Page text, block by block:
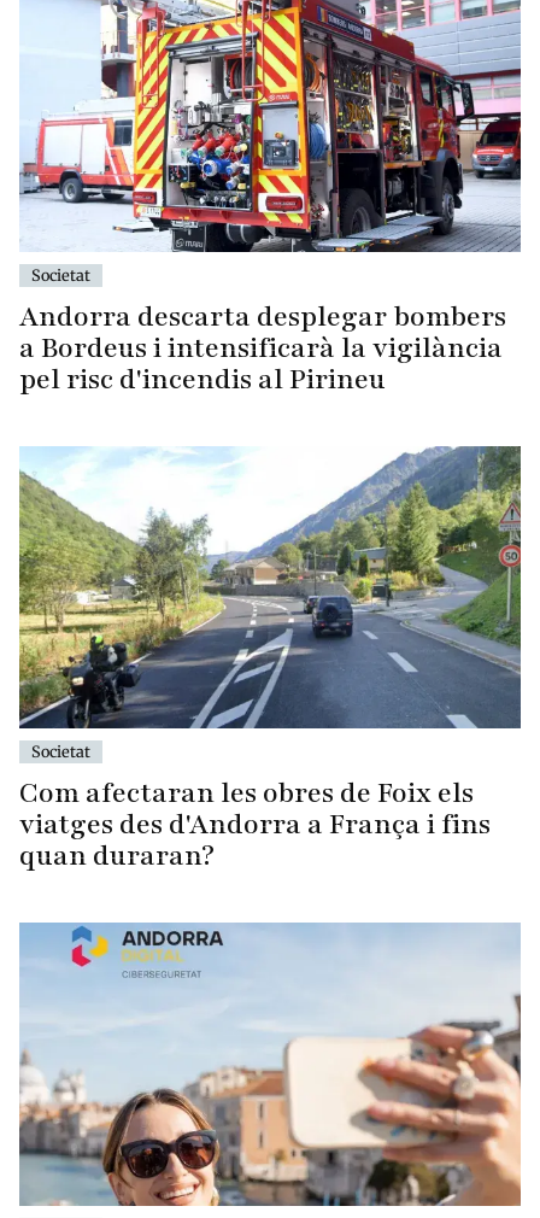
Societat
Andorra descarta desplegar bombers
a Bordeus i intensificarà la vigilància
pel risc d'incendis al Pirineu
Societat
Com afectaran les obres de Foix els
viatges des d'Andorra a França i fins
quan duraran?